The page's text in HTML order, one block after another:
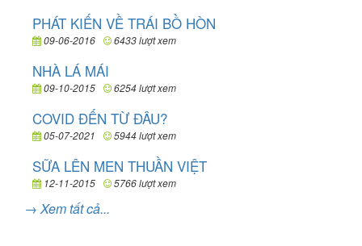
PHÁT KIẾN VỀ TRÁI BỒ HÒN
09-06-2016 6433 lượt xem
NHÀ LÁ MÁI
09-10-2015 6254 lượt xem
COVID ĐẾN TỪ ĐÂU?
05-07-2021 5944 lượt xem
SỮA LÊN MEN THUẦN VIỆT
12-11-2015 5766 lượt xem
→ Xem tất cả...